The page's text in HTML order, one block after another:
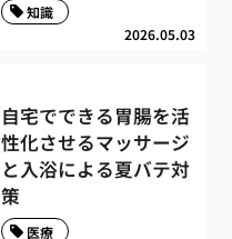
2026.05.03
知識
自宅でできる胃腸を活
性化させるマッサージ
と入浴による夏バテ対
策
医療